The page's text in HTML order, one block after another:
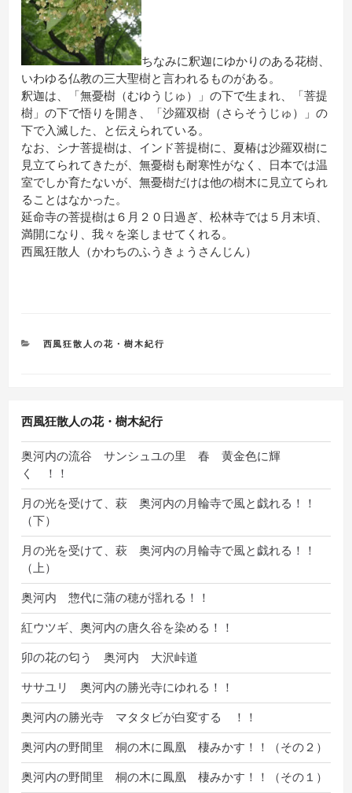
ちなみに釈迦にゆかりのある花樹、
いわゆる仏教の三大聖樹と言われるものがある。
釈迦は、「無憂樹（むゆうじゅ）」の下で生まれ、「菩提
樹」の下で悟りを開き、「沙羅双樹（さらそうじゅ）」の
下で入滅した、と伝えられている。
なお、シナ菩提樹は、インド菩提樹に、夏椿は沙羅双樹に
見立てられてきたが、無憂樹も耐寒性がなく、日本では温
室でしか育たないが、無憂樹だけは他の樹木に見立てられ
ることはなかった。
延命寺の菩提樹は６月２０日過ぎ、松林寺では５月末頃、
満開になり、我々を楽しませてくれる。
西風狂散人（かわちのふうきょうさんじん）
カ
西風狂散人の花・樹木紀行
西風狂散人の花・樹木紀行
奥河内の流谷 サンシュユの里 春 黄金色に輝
く ！！
月の光を受けて、萩 奥河内の月輪寺で風と戯れる！！
（下）
月の光を受けて、萩 奥河内の月輪寺で風と戯れる！！
（上）
奥河内 惣代に蒲の穂が揺れる！！
紅ウツギ、奥河内の唐久谷を染める！！
卯の花の匂う 奥河内 大沢峠道
ササユリ 奥河内の勝光寺にゆれる！！
奥河内の勝光寺 マタタビが白変する ！！
奥河内の野間里 桐の木に鳳凰 棲みかす！！（その２）
奥河内の野間里 桐の木に鳳凰 棲みかす！！（その１）